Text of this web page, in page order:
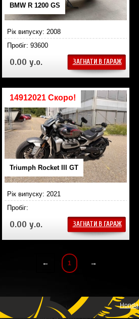
BMW R 1200 GS
Рік випуску: 2008
Пробіг: 93600
0.00 у.о. ЗАГНАТИ В ГАРАЖ
14912021 Скоро!
Triumph Rocket III GT
Рік випуску: 2021
Пробіг:
0.00 у.о. ЗАГНАТИ В ГАРАЖ
← 1 →
Honda